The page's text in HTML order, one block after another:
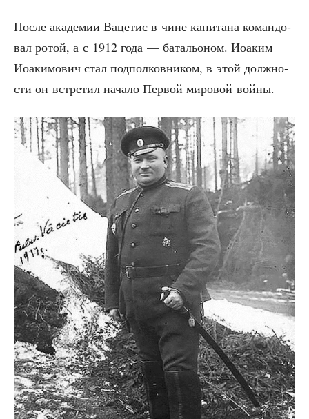
После ака­де­мии Ваце­тис в чине капи­та­на коман­до­
вал ротой, а с 1912 года — бата­льо­ном. Иоаким
Иоаки­мо­вич стал под­пол­ков­ни­ком, в этой долж­но­
сти он встре­тил нача­ло Пер­вой миро­вой войны.